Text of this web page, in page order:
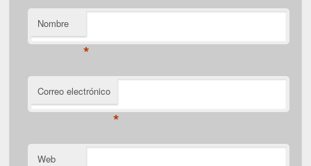
Nombre
*
Correo electrónico
*
Web